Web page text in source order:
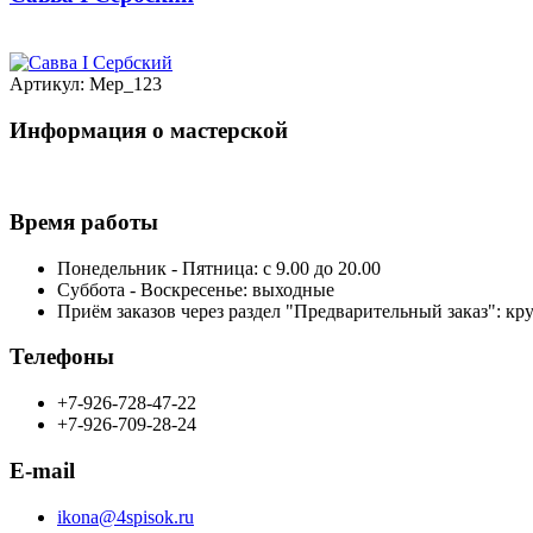
Артикул: Мер_123
Информация о мастерской
Время работы
Понедельник - Пятница: с 9.00 до 20.00
Суббота - Воскресенье: выходные
Приём заказов через раздел "Предварительный заказ":
Телефоны
+7-926-728-47-22
+7-926-709-28-24
E-mail
ikona@4spisok.ru